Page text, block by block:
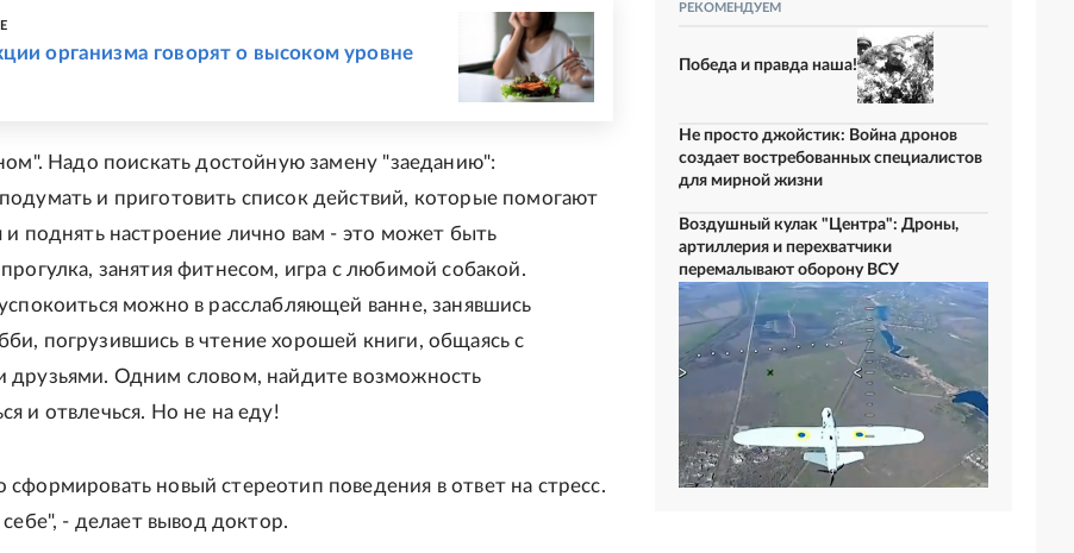
организма говорят о высоком уровне
Надо поискать достойную замену "заеданию":
и приготовить список действий, которые помогают
и поднять настроение лично вам - это может быть
занятия фитнесом, игра с любимой собакой.
можно в расслабляющей ванне, занявшись
погрузившись в чтение хорошей книги, общаясь с
друзьями. Одним словом, найдите возможность
и отвлечься. Но не на еду!
новый стереотип поведения в ответ на стресс.
себе", - делает вывод доктор.
РЕКОМЕНДУЕМ
Победа и правда наша!
Не просто джойстик: Война дронов
создает востребованных специалистов
для мирной жизни
Воздушный кулак "Центра": Дроны,
артиллерия и перехватчики
перемалывают оборону ВСУ